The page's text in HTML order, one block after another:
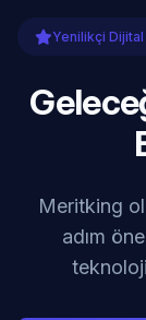
Yenilikçi
Meritking
adım